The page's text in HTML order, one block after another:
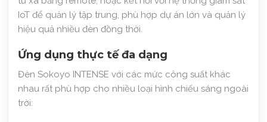
IoT để quản lý tập trung, phù hợp dự án lớn và quản lý
hiệu quả nhiều đèn đồng thời.
Ứng dụng thực tế đa dạng
Đèn Sokoyo INTENSE với các mức công suất khác
nhau rất phù hợp cho nhiều loại hình chiếu sáng ngoài
trời: